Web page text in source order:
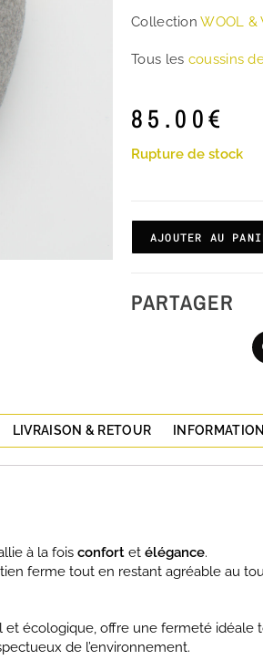
CollectionWOOL &
Tous les coussins
85.00€
Rupture de stock
AJOUTER AU
PARTAGER
LIVRAISON & RETOUR
à la fois confort et élégance.
ferme tout en restant agréable au
et écologique, offre une fermeté
de l’environnement.